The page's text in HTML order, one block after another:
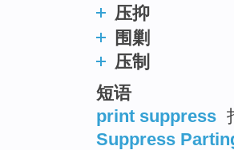
压抑
围剿
压制
短语
print suppress
Suppress